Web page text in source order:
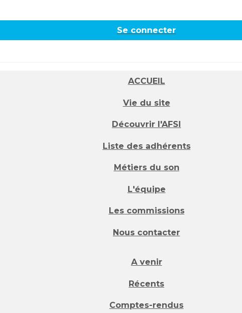
Se connecter
ACCUEIL
Vie du site
Découvrir l'AFSI
Liste des adhérents
Métiers du son
L'équipe
Les commissions
Nous contacter
A venir
Récents
Comptes-rendus